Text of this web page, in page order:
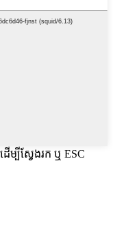
ើម្បីស្វែងរក ឬ ESC